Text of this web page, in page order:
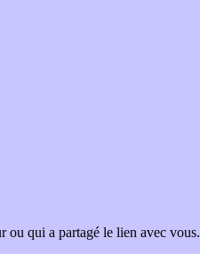
ou qui a partagé le lien avec vous.